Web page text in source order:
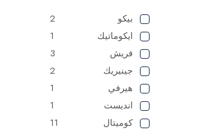
بيكو
2
ايكوماتيك
1
فريش
3
جينيريك
2
هيرفي
1
انديست
1
كوميتال
11